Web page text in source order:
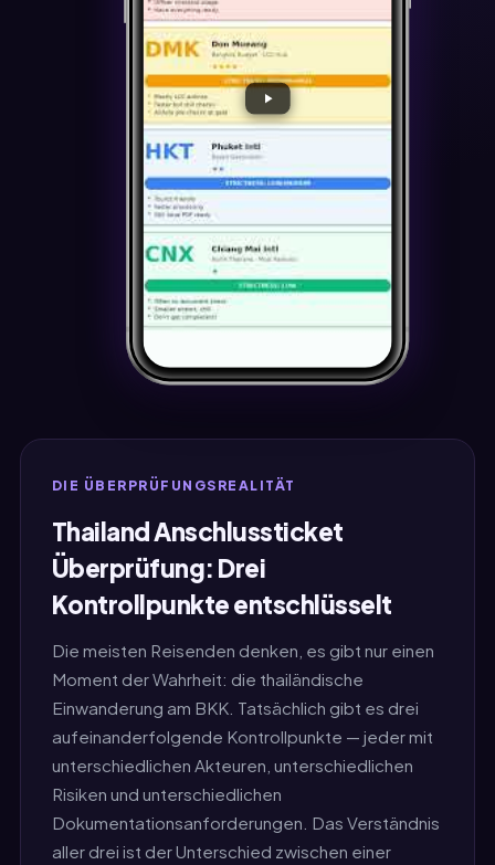
DIE ÜBERPRÜFUNGSREALITÄT
Thailand Anschlussticket
Überprüfung: Drei
Kontrollpunkte entschlüsselt
Die meisten Reisenden denken, es gibt nur einen
Moment der Wahrheit: die thailändische
Einwanderung am BKK. Tatsächlich gibt es drei
aufeinanderfolgende Kontrollpunkte — jeder mit
unterschiedlichen Akteuren, unterschiedlichen
Risiken und unterschiedlichen
Dokumentationsanforderungen. Das Verständnis
aller drei ist der Unterschied zwischen einer